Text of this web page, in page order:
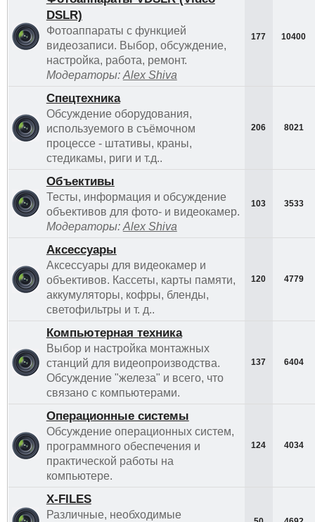
DSLR)
Фотоаппараты с функцией
видеозаписи. Выбор, обсуждение,
настройка, работа, ремонт.
Модераторы: Alex Shiva
177 10400
Спецтехника
Обсуждение оборудования,
используемого в съёмочном
процессе - штативы, краны,
стедикамы, риги и т.д..
206 8021
Объективы
Тесты, информация и обсуждение
объективов для фото- и видеокамер.
Модераторы: Alex Shiva
103 3533
Аксессуары
Аксессуары для видеокамер и
объективов. Кассеты, карты памяти,
аккумуляторы, кофры, бленды,
светофильтры и т. д..
120 4779
Компьютерная техника
Выбор и настройка монтажных
станций для видеопроизводства.
Обсуждение "железа" и всего, что
связано с компьютерами.
137 6404
Операционные системы
Обсуждение операционных систем,
программного обеспечения и
практической работы на
компьютере.
124 4034
Х-FILES
Различные, необходимые